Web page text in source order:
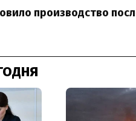
производство